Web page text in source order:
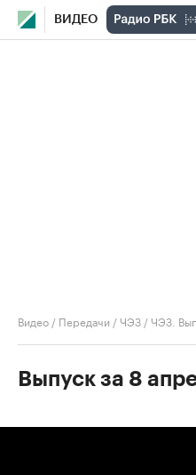
ВИДЕО
Видео / Передачи /ЧЭЗ /ЧЭЗ.
Выпуск за 8